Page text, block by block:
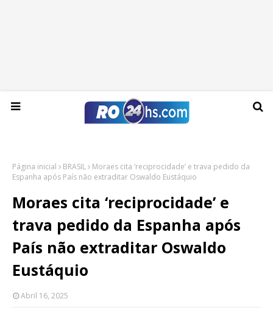
Sexta-feira, 07 de agosto de 2026
Página inicial BRASIL
Moraes cita ‘reciprocidade’ e trava pedido da
Espanha após País não extraditar Oswaldo Eustáquio
Moraes cita ‘reciprocidade’ e
trava pedido da Espanha após
País não extraditar Oswaldo
Eustáquio
Abril 16, 2025